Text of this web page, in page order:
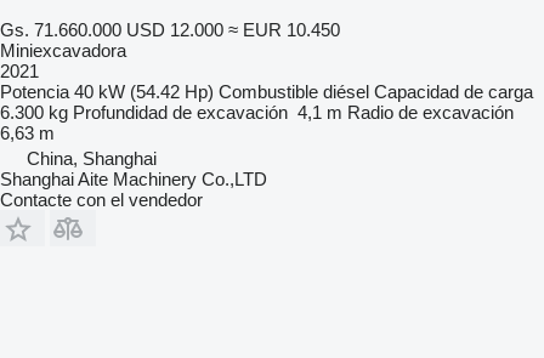
Gs. 71.660.000 USD 12.000 ≈ EUR 10.450
Miniexcavadora
2021
Potencia 40 kW (54.42 Hp) Combustible diésel Capacidad de carga
6.300 kg Profundidad de excavación 4,1 m Radio de excavación
6,63 m
China, Shanghai
Shanghai Aite Machinery Co.,LTD
Contacte con el vendedor